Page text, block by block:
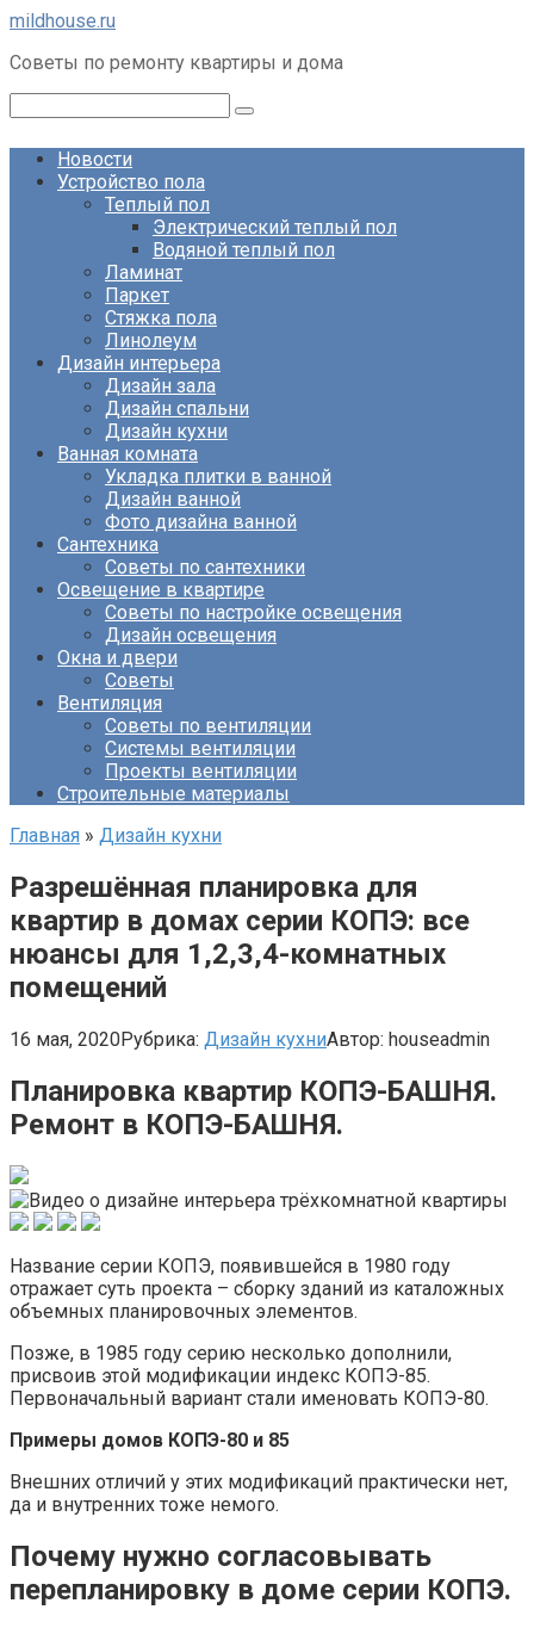
Перейти
контенту
mildhouse.ru
Советы по ремонту квартиры и дома
Новости
Устройство пола
Теплый пол
Электрический теплый пол
Водяной теплый пол
Ламинат
Паркет
Стяжка пола
Линолеум
Дизайн интерьера
Дизайн зала
Дизайн спальни
Дизайн кухни
Ванная комната
Укладка плитки в ванной
Дизайн ванной
Фото дизайна ванной
Сантехника
Советы по сантехники
Освещение в квартире
Советы по настройке освещения
Дизайн освещения
Окна и двери
Советы
Вентиляция
Советы по вентиляции
Системы вентиляции
Проекты вентиляции
Строительные материалы
Главная » Дизайн кухни
Разрешённая планировка для
квартир в домах серии КОПЭ: все
нюансы для 1,2,3,4-комнатных
помещений
16 мая, 2020Рубрика: Дизайн кухниАвтор: houseadmin
Планировка квартир КОПЭ-БАШНЯ.
Ремонт в КОПЭ-БАШНЯ.
Название серии КОПЭ, появившейся в 1980 году
отражает суть проекта – сборку зданий из каталожных
объемных планировочных элементов.
Позже, в 1985 году серию несколько дополнили,
присвоив этой модификации индекс КОПЭ-85.
Первоначальный вариант стали именовать КОПЭ-80.
Примеры домов КОПЭ-80 и 85
Внешних отличий у этих модификаций практически нет,
да и внутренних тоже немого.
Почему нужно согласовывать
перепланировку в доме серии КОПЭ.